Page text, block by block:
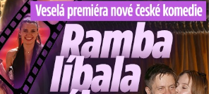
české komedie: Ramba líbala Mádla